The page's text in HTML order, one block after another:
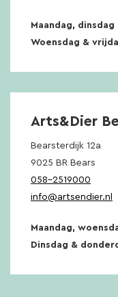
Maandag,
Woensdag &
Arts&Dier
Bearsterdijk 12a
9025 BR Bears
058-2519000
info@artsendier.nl
Maandag,
Dinsdag &